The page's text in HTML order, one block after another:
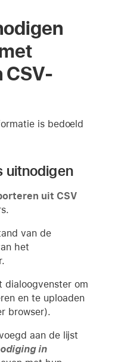
CSV-
is bedoeld
uitnodigen
uit CSV
van de
het
dialoogvenster om
en te uploaden
browser).
aan de lijst
in